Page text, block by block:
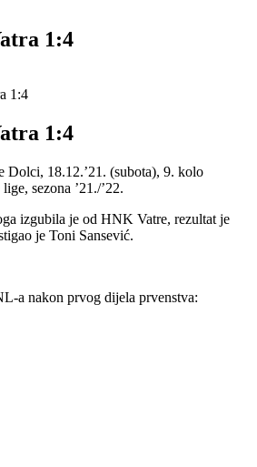
1:4
1:4
1:4
Dolci, 18.12.’21. (subota), 9. kolo
sezona ’21./’22.
izgubila je od HNK Vatre, rezultat je
je Toni Sansević.
a nakon prvog dijela prvenstva: